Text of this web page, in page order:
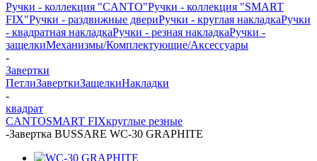
Ручки - коллекция "CANTO"Ручки - коллекция "SMART
FIX"Ручки - раздвижные двериРучки - круглая накладкаРучки
- квадратная накладкаРучки - резная накладкаРучки -
защелкиМеханизмы/Комплектующие/Аксессуары
-
Завертки
ПетлиЗаверткиЗащелкиНакладки
-
квадрат
CANTOSMART FIXкруглые резные
-Завертка BUSSARE WC-30 GRAPHITE